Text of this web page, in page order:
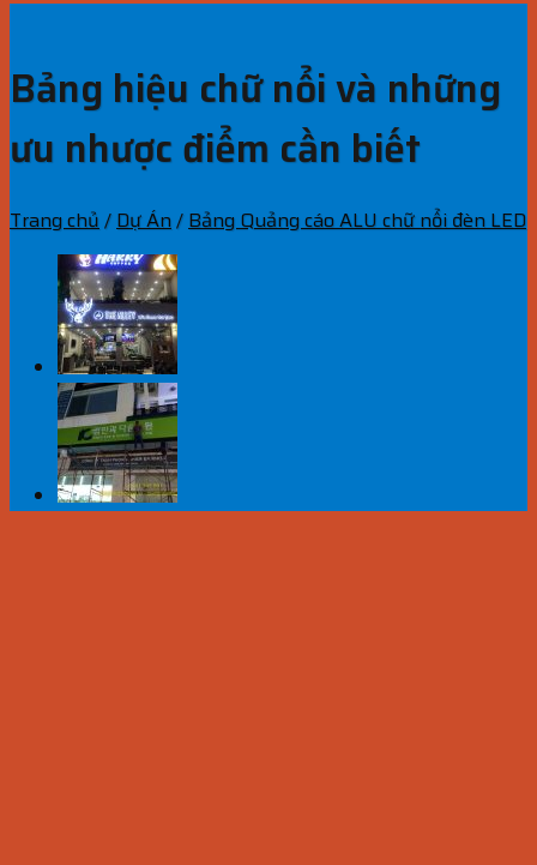
Bảng hiệu chữ nổi và những
ưu nhược điểm cần biết
Trang chủ / Dự Án/ Bảng Quảng cáo ALU chữ nổi đèn LED